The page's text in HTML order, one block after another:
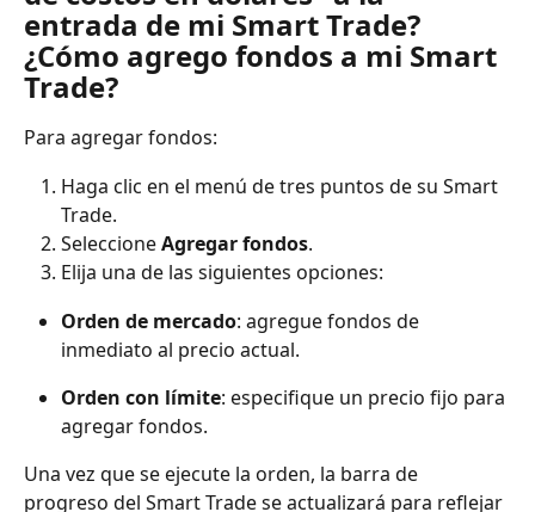
entrada de mi Smart Trade?
¿Cómo agrego fondos a mi Smart
Trade?
Para agregar fondos:
Haga clic en el menú de tres puntos de su Smart
Trade.
Seleccione Agregar fondos.
Elija una de las siguientes opciones:
Orden de mercado: agregue fondos de
inmediato al precio actual.
Orden con límite: especifique un precio fijo para
agregar fondos.
Una vez que se ejecute la orden, la barra de
progreso del Smart Trade se actualizará para reflejar